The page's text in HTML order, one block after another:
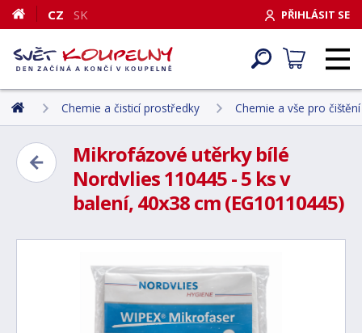
PŘIHLÁSIT SE
CZ SK
Chemie a čisticí prostředky Chemie a vše pro čištění
Mikrofázové utěrky bílé
Nordvlies 110445 - 5 ks v
balení, 40x38 cm (EG10110445)